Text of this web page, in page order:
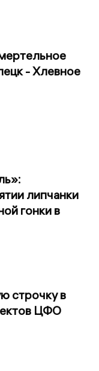
- Хлевное
липчанки
гонки в
строчку в
ЦФО